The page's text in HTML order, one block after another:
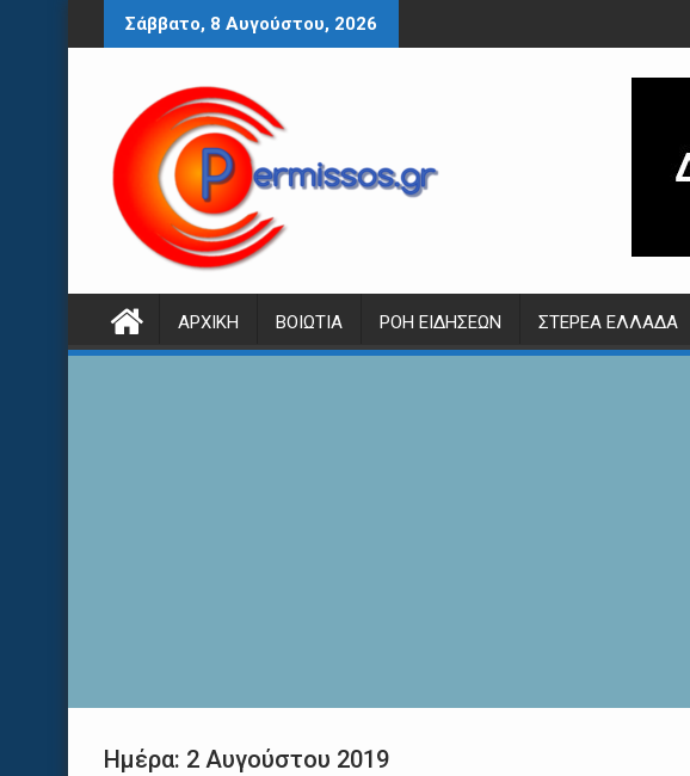
Περάστε
στο
Σάββατο, 8 Αυγούστου, 2026
ΑΡΧΙΚΉ ΒΟΙΩΤΊΑ ΡΟΉ ΕΙΔΉΣΕΩΝ ΣΤΕΡΕΆ ΕΛΛΆΔΑ
Ημέρα: 2 Αυγούστου 2019